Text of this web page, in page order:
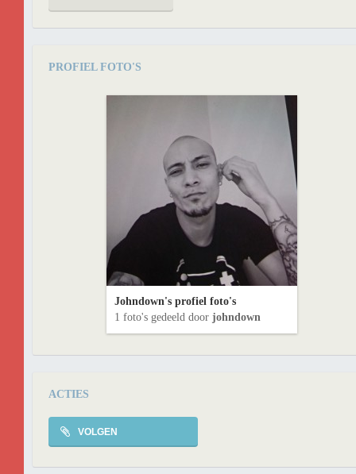
PROFIEL FOTO'S
Johndown's profiel foto's
1 foto's gedeeld door johndown
ACTIES
VOLGEN